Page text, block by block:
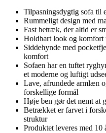
Tilpasningsdygtig sofa til
Rummeligt design med
Fast betræk, der altid er
Holdbart look og komfort
Siddehynde med
komfort
Sofaen har en tuftet
et moderne og luftigt
Lave, afrundede armlæn
forskellige formål
Høje ben gør det nemt at
Betrækket er farvet i
struktur
Produktet leveres med 10